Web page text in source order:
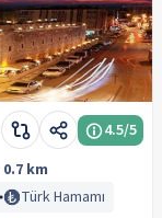
4.5/5
0.7 km
Türk Hamamı